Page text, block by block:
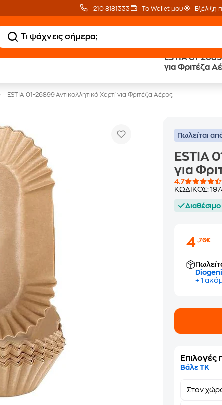
210 8181333 Το Wallet μου Εξέλιξη
ESTIA 01-
για Φριτέζα
Δωρεάν Μεταφορικά
ESTIA 01-26899 Αντικολλητικό Χαρτί για Φριτέζα Αέρος
Πωλείται
ESTIA
για
4.7
ΚΩΔΙΚΟΣ:
4,76€
+ 1
Επιλογές
Βάλε ΤΚ
Στον